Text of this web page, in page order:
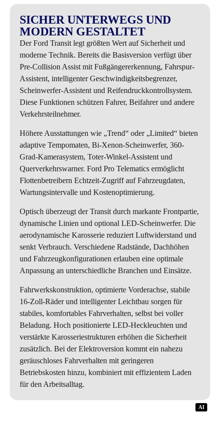
AI
SICHER UNTERWEGS UND
MODERN GESTALTET
Der Ford Transit legt größten Wert auf Sicherheit und
moderne Technik. Bereits die Basisversion verfügt über
Pre-Collision Assist mit Fußgängererkennung, Fahrspur-
Assistent, intelligenter Geschwindigkeitsbegrenzer,
Scheinwerfer-Assistent und Reifendruckkontrollsystem.
Diese Funktionen schützen Fahrer, Beifahrer und andere
Verkehrsteilnehmer.
Höhere Ausstattungen wie „Trend“ oder „Limited“ bieten
adaptive Tempomaten, Bi-Xenon-Scheinwerfer, 360-
Grad-Kamerasystem, Toter-Winkel-Assistent und
Querverkehrswarner. Ford Pro Telematics ermöglicht
Flottenbetreibern Echtzeit-Zugriff auf Fahrzeugdaten,
Wartungsintervalle und Kostenoptimierung.
Optisch überzeugt der Transit durch markante Frontpartie,
dynamische Linien und optional LED-Scheinwerfer. Die
aerodynamische Karosserie reduziert Luftwiderstand und
senkt Verbrauch. Verschiedene Radstände, Dachhöhen
und Fahrzeugkonfigurationen erlauben eine optimale
Anpassung an unterschiedliche Branchen und Einsätze.
Fahrwerkskonstruktion, optimierte Vorderachse, stabile
16-Zoll-Räder und intelligenter Leichtbau sorgen für
stabiles, komfortables Fahrverhalten, selbst bei voller
Beladung. Hoch positionierte LED-Heckleuchten und
verstärkte Karosseriestrukturen erhöhen die Sicherheit
zusätzlich. Bei der Elektroversion kommt ein nahezu
geräuschloses Fahrverhalten mit geringeren
Betriebskosten hinzu, kombiniert mit effizientem Laden
für den Arbeitsalltag.